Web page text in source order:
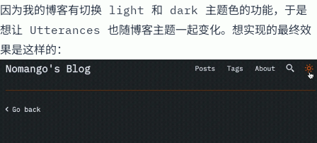
因为我的博客有切换 light 和 dark 主题色的功能，于是
想让 Utterances 也随博客主题一起变化。想实现的最终效
果是这样的：